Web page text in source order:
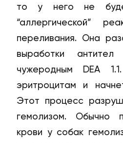
то у него не
“аллергической”
переливания. Она
выработки
чужеродным DEA
эритроцитам и
Этот процесс
гемолизом. Обычно
крови у собак